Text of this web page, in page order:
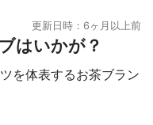
更新日時：6ヶ月以上前
はいかが？
を体表するお茶ブラン